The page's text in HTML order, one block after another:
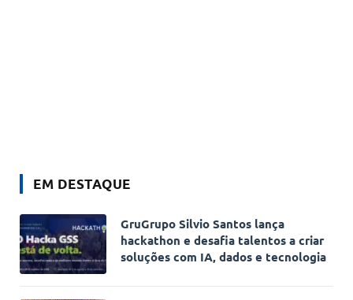
EM DESTAQUE
GruGrupo Silvio Santos lança
hackathon e desafia talentos a criar
soluções com IA, dados e tecnologia